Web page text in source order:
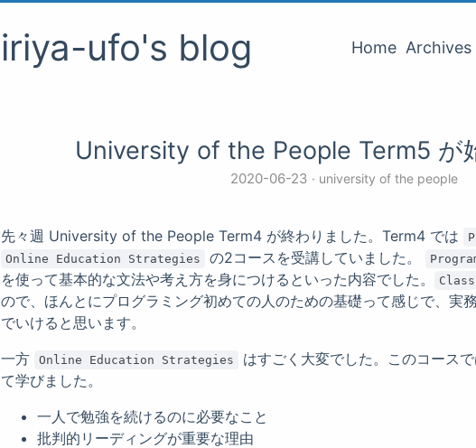
iriya-ufo's blog Home Archives
University of the People Term5 が
2020-06-23 university of the people
先々週 University of the People Term4 が終わりました。Term4 では
Online Education Strategies の2コースを受講していました。
を使って基本的な文法や考え方を身につけるといった内容でした。
Class
ので、ほんとにプログラミング初めての人のための基礎って感じで、実
でいけると思います。
一方
Online Education Strategies
はすごく大変でした。このコース
て学びました。
一人で勉強を続けるのに必要なこと
批判的リーディングが重要な理由